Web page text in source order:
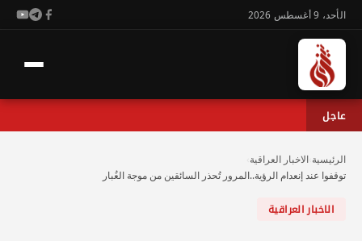
الأحد، 9 أغسطس 2026
عاجل
الرئيسية الاخبار العراقية
توقفوا عند إنعدام الرؤية..المرور تُحذر السائقين من موجة الغُبار
الاخبار العراقية